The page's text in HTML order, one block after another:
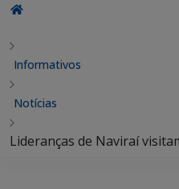
Informativos
Notícias
Lideranças de Naviraí